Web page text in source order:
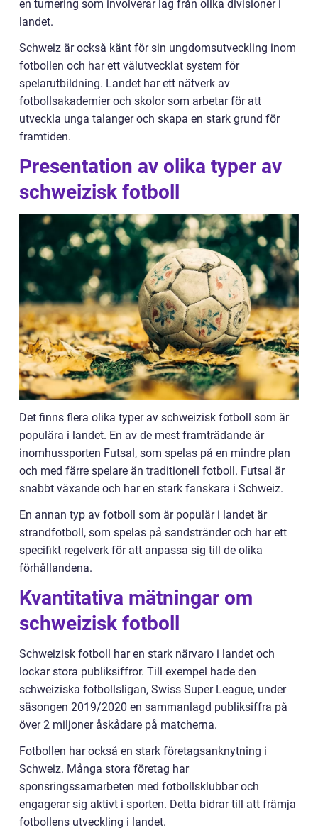
en turnering som involverar lag från olika divisioner i
landet.
Schweiz är också känt för sin ungdomsutveckling inom
fotbollen och har ett välutvecklat system för
spelarutbildning. Landet har ett nätverk av
fotbollsakademier och skolor som arbetar för att
utveckla unga talanger och skapa en stark grund för
framtiden.
Presentation av olika typer av
schweizisk fotboll
Det finns flera olika typer av schweizisk fotboll som är
populära i landet. En av de mest framträdande är
inomhussporten Futsal, som spelas på en mindre plan
och med färre spelare än traditionell fotboll. Futsal är
snabbt växande och har en stark fanskara i Schweiz.
En annan typ av fotboll som är populär i landet är
strandfotboll, som spelas på sandstränder och har ett
specifikt regelverk för att anpassa sig till de olika
förhållandena.
Kvantitativa mätningar om
schweizisk fotboll
Schweizisk fotboll har en stark närvaro i landet och
lockar stora publiksiffror. Till exempel hade den
schweiziska fotbollsligan, Swiss Super League, under
säsongen 2019/2020 en sammanlagd publiksiffra på
över 2 miljoner åskådare på matcherna.
Fotbollen har också en stark företagsanknytning i
Schweiz. Många stora företag har
sponsringssamarbeten med fotbollsklubbar och
engagerar sig aktivt i sporten. Detta bidrar till att främja
fotbollens utveckling i landet.